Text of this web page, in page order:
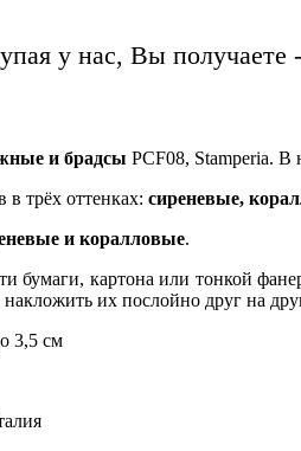
у нас, Вы получаете -
и брадсы PCF08, Stamperia. В
в трёх оттенках: сиреневые,
и коралловые.
бумаги, картона или тонкой
накложить их послойно друг на
3,5 см